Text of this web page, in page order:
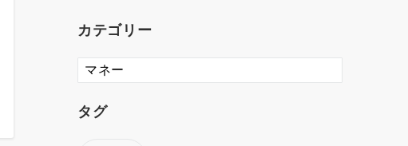
カテゴリー
カ
リ
タグ